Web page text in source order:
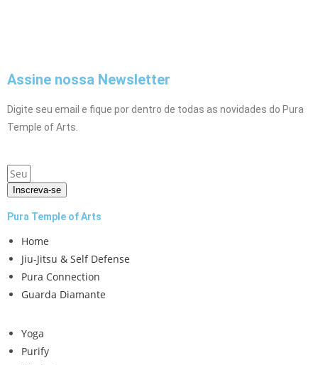
Assine nossa Newsletter
Digite seu email e fique por dentro de todas as novidades do Pura
Temple of Arts.
Inscreva-se
Pura Temple of Arts
Home
Jiu-Jitsu & Self Defense
Pura Connection
Guarda Diamante
Yoga
Purify